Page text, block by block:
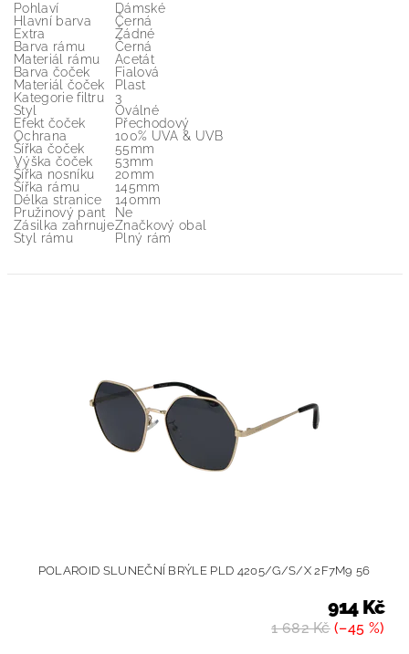
Pohlaví
Dámské
Hlavní barva
Černá
Extra
Žádné
Barva rámu
Černá
Materiál rámu
Acetát
Barva čoček
Fialová
Materiál čoček
Plast
Kategorie filtru
3
Styl
Oválné
Efekt čoček
Přechodový
Ochrana
100% UVA & UVB
Šířka čoček
55mm
Výška čoček
53mm
Šířka nosníku
20mm
Šířka rámu
145mm
Délka stranice
140mm
Pružinový pant
Ne
Zásilka zahrnujeZnačkový obal
Styl rámu
Plný rám
POLAROID SLUNEČNÍ BRÝLE PLD 4205/G/S/X 2F7M9 56
1 682 Kč(–45 %)
914 Kč